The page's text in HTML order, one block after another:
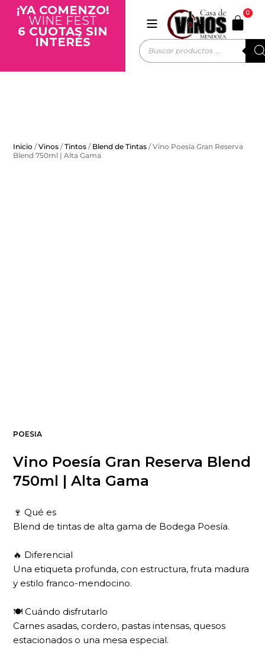
¡YA COMENZO!
WINE FEST
6 CUOTAS SIN
INTERÉS
0
Inicio /Vinos /Tintos / Blend de Tintas / Vino Poesía Gran Reserva
Blend 750ml | Alta Gama
POESIA
Vino Poesía Gran Reserva Blend
750ml | Alta Gama
🍷 Qué es
Blend de tintas de alta gama de Bodega Poesía.
🔥 Diferencial
Una etiqueta profunda, con estructura, fruta madura
y estilo franco-mendocino.
🍽 Cuándo disfrutarlo
Carnes asadas, cordero, pastas intensas, quesos
estacionados o una mesa especial.